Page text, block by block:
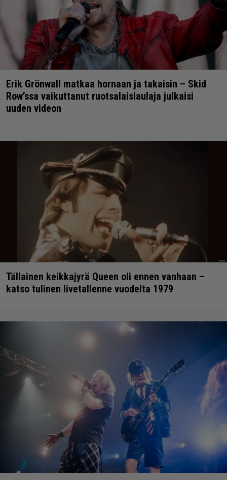
Erik Grönwall matkaa hornaan ja takaisin – Skid
Row’ssa vaikuttanut ruotsalaislaulaja julkaisi
uuden videon
Tällainen keikkajyrä Queen oli ennen vanhaan –
katso tulinen livetallenne vuodelta 1979